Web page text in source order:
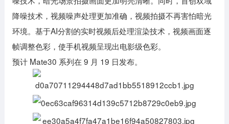
降噪技术，视频噪声处理更加准确，视频拍摄不再害怕暗光
环境。基于AI分割的实时视频后处理渲染技术，视频画面逐
帧调整色彩，使手机视频呈现出电影级色彩。
预计 Mate30 系列在 9 月 19 日发布。